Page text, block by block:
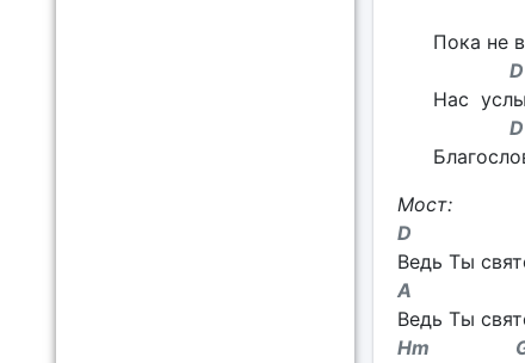
Пока не
D
Нас
D
Мост:
D
Ведь Ты
A
Ведь Ты
Hm